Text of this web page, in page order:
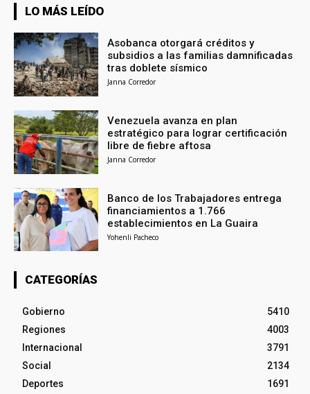
LO MÁS LEÍDO
Asobanca otorgará créditos y
subsidios a las familias damnificadas
tras doblete sísmico
Janna Corredor
Venezuela avanza en plan
estratégico para lograr certificación
libre de fiebre aftosa
Janna Corredor
Banco de los Trabajadores entrega
financiamientos a 1.766
establecimientos en La Guaira
Yohenli Pacheco
CATEGORÍAS
Gobierno
5410
Regiones
4003
Internacional
3791
Social
2134
Deportes
1691